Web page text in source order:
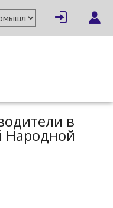
в
Народной